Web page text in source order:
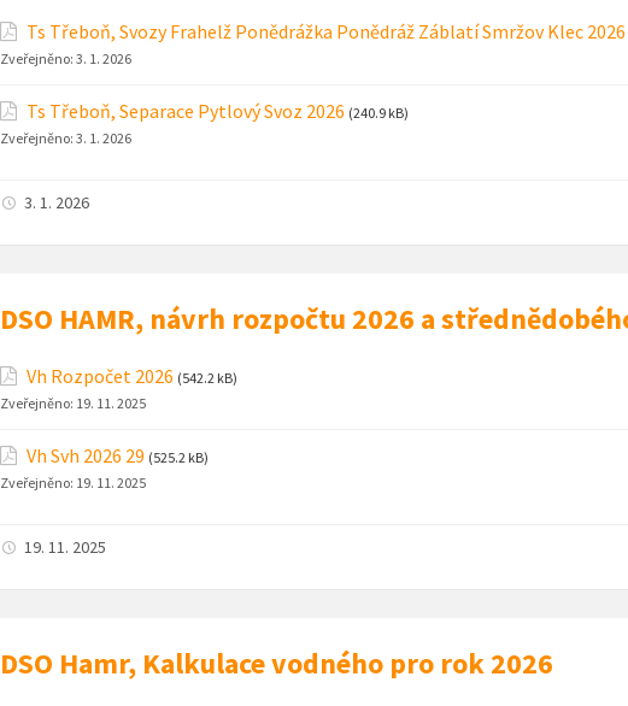
Ts Třeboň, Svozy Frahelž Ponědrážka Ponědráž Záblatí Smržov Klec 2026
Zveřejněno: 3. 1. 2026
Ts Třeboň, Separace Pytlový Svoz 2026 (240.9 kB)
Zveřejněno: 3. 1. 2026
3. 1. 2026
DSO HAMR, návrh rozpočtu 2026 a
Vh Rozpočet 2026 (542.2 kB)
Zveřejněno: 19. 11. 2025
Vh Svh 2026 29 (525.2 kB)
Zveřejněno: 19. 11. 2025
19. 11. 2025
DSO Hamr, Kalkulace vodného pro rok 2026